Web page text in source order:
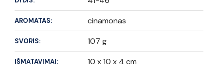
AROMATAS: cinamonas
SVORIS: 107 g
IŠMATAVIMAI: 10 x 10 x 4 cm